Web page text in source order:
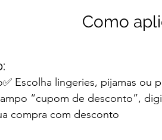
Como
Escolha lingeries, pijamas ou
“cupom de desconto”,
compra com desconto